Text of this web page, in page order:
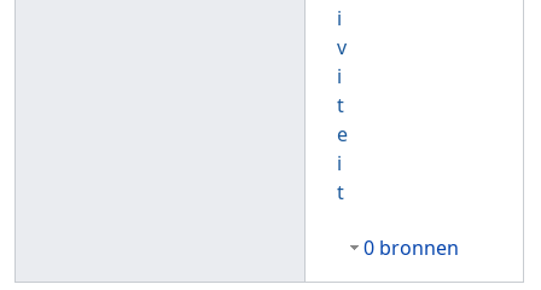
i
v
i
t
e
i
t
0 bronnen